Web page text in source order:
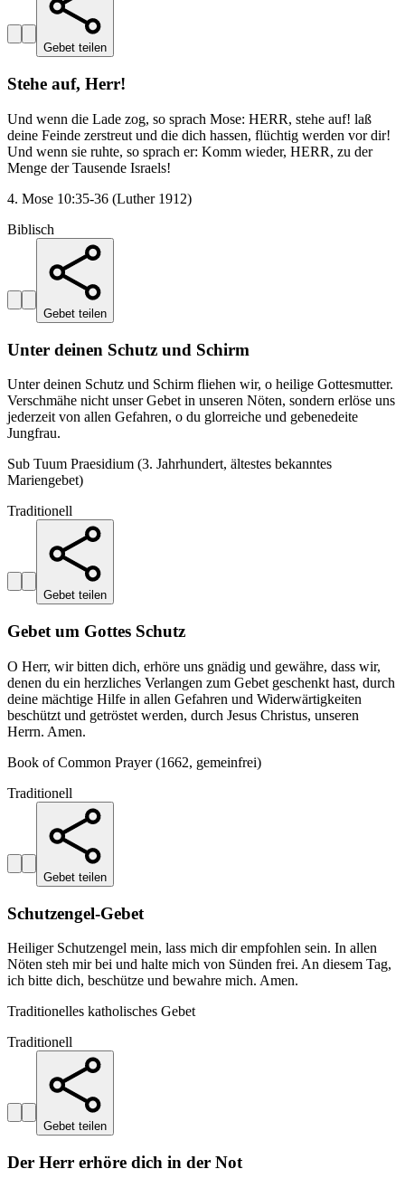
Gebet teilen
Stehe auf, Herr!
Und wenn die Lade zog, so sprach Mose: HERR, stehe auf! laß
deine Feinde zerstreut und die dich hassen, flüchtig werden vor dir!
Und wenn sie ruhte, so sprach er: Komm wieder, HERR, zu der
Menge der Tausende Israels!
4. Mose 10:35-36 (Luther 1912)
Biblisch
Gebet teilen
Unter deinen Schutz und Schirm
Unter deinen Schutz und Schirm fliehen wir, o heilige Gottesmutter.
Verschmähe nicht unser Gebet in unseren Nöten, sondern erlöse uns
jederzeit von allen Gefahren, o du glorreiche und gebenedeite
Jungfrau.
Sub Tuum Praesidium (3. Jahrhundert, ältestes bekanntes
Mariengebet)
Traditionell
Gebet teilen
Gebet um Gottes Schutz
O Herr, wir bitten dich, erhöre uns gnädig und gewähre, dass wir,
denen du ein herzliches Verlangen zum Gebet geschenkt hast, durch
deine mächtige Hilfe in allen Gefahren und Widerwärtigkeiten
beschützt und getröstet werden, durch Jesus Christus, unseren
Herrn. Amen.
Book of Common Prayer (1662, gemeinfrei)
Traditionell
Gebet teilen
Schutzengel-Gebet
Heiliger Schutzengel mein, lass mich dir empfohlen sein. In allen
Nöten steh mir bei und halte mich von Sünden frei. An diesem Tag,
ich bitte dich, beschütze und bewahre mich. Amen.
Traditionelles katholisches Gebet
Traditionell
Gebet teilen
Der Herr erhöre dich in der Not